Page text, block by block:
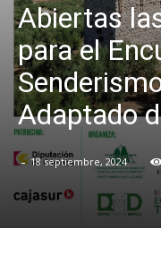
Abiertas
para el
Adaptado
- 18 septiembre, 2024